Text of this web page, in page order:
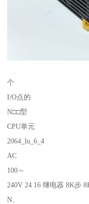
个
I/O点的
N□□型
CPU单元
2064_lu_6_4
AC
100～
240V 24 16 继电器 8K步
N、